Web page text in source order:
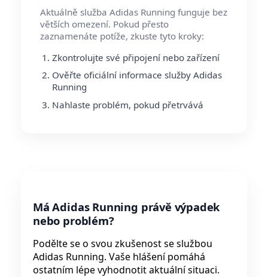
Aktuálně služba Adidas Running funguje bez
větších omezení. Pokud přesto
zaznamenáte potíže, zkuste tyto kroky:
Zkontrolujte své připojení nebo zařízení
Ověřte oficiální informace služby Adidas
Running
Nahlaste problém, pokud přetrvává
Má Adidas Running právě výpadek
nebo problém?
Podělte se o svou zkušenost se službou
Adidas Running. Vaše hlášení pomáhá
ostatním lépe vyhodnotit aktuální situaci.